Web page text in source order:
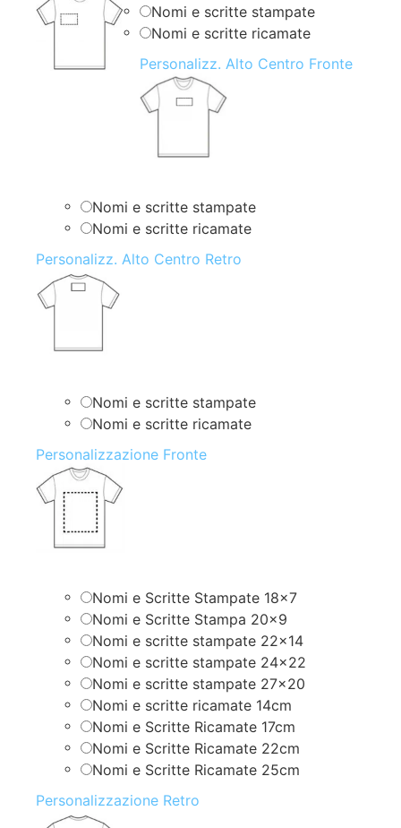
Nomi e scritte stampate
Nomi e scritte ricamate
Personalizz. Alto Centro Fronte
Nomi e scritte stampate
Nomi e scritte ricamate
Personalizz. Alto Centro Retro
Nomi e scritte stampate
Nomi e scritte ricamate
Personalizzazione Fronte
Nomi e Scritte Stampate 18×7
Nomi e Scritte Stampa 20×9
Nomi e scritte stampate 22×14
Nomi e scritte stampate 24×22
Nomi e scritte stampate 27×20
Nomi e scritte ricamate 14cm
Nomi e Scritte Ricamate 17cm
Nomi e Scritte Ricamate 22cm
Nomi e Scritte Ricamate 25cm
Personalizzazione Retro